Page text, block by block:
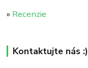
» Recenzie
Kontaktujte nás :)